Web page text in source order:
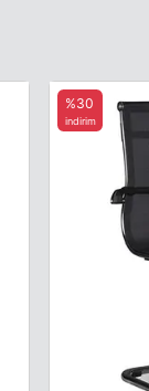
%30
indirim